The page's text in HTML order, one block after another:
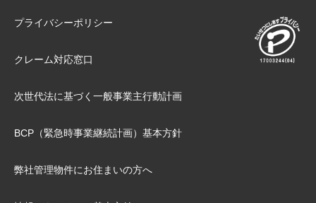
プライバシーポリシー
クレーム対応窓口
次世代法に基づく⼀般事業主⾏動計画
BCP（緊急時事業継続計画）基本⽅針
弊社管理物件にお住まいの⽅へ